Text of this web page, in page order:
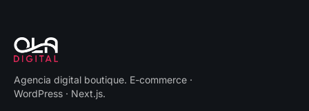
Agencia digital boutique. E-commerce ·
WordPress · Next.js.